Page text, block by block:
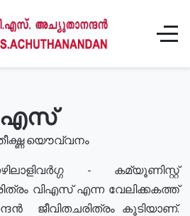
യൌവ്വനം
- കമ്യൂണിസ്റ്റ്
വിഎസ് എന്ന വേലിക്കകത്ത്
ജീവിതചരിത്രം കൂടിയാണ്.